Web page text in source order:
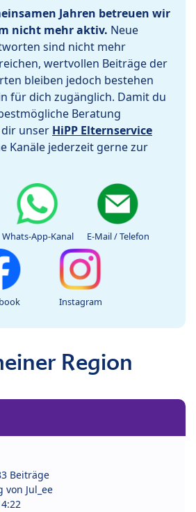
Jahren betreuen wir
nicht mehr aktiv. Neue
sind nicht mehr
wertvollen Beiträge der
bleiben jedoch bestehen
für dich zugänglich. Damit du
Beratung
unser HiPP Elternservice
Kanäle jederzeit gerne zur
Whats-App-Kanal E-Mail / Telefon
Instagram
Region
Beiträge
von Jul_ee